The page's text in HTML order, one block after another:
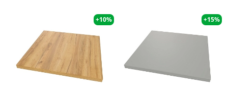
+10% +15%